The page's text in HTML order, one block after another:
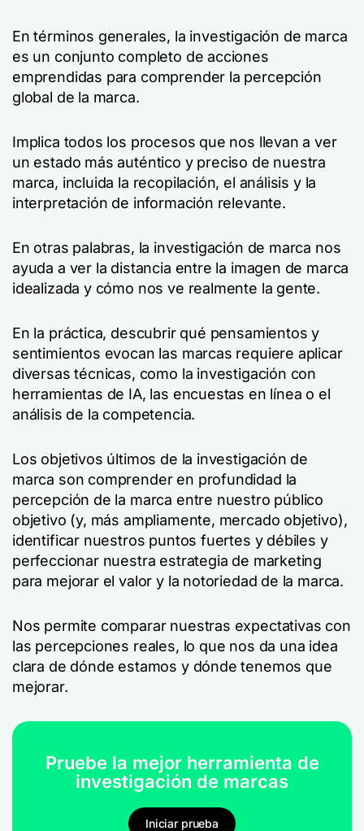
En términos generales, la investigación de marca
es un conjunto completo de acciones
emprendidas para comprender la percepción
global de la marca.
Implica todos los procesos que nos llevan a ver
un estado más auténtico y preciso de nuestra
marca, incluida la recopilación, el análisis y la
interpretación de información relevante.
En otras palabras, la investigación de marca nos
ayuda a ver la distancia entre la imagen de marca
idealizada y cómo nos ve realmente la gente.
En la práctica, descubrir qué pensamientos y
sentimientos evocan las marcas requiere aplicar
diversas técnicas, como la investigación con
herramientas de IA, las encuestas en línea o el
análisis de la competencia.
Los objetivos últimos de la investigación de
marca son comprender en profundidad la
percepción de la marca entre nuestro público
objetivo (y, más ampliamente, mercado objetivo),
identificar nuestros puntos fuertes y débiles y
perfeccionar nuestra estrategia de marketing
para mejorar el valor y la notoriedad de la marca.
Nos permite comparar nuestras expectativas con
las percepciones reales, lo que nos da una idea
clara de dónde estamos y dónde tenemos que
mejorar.
Pruebe la mejor herramienta de
investigación de marcas
Iniciar prueba